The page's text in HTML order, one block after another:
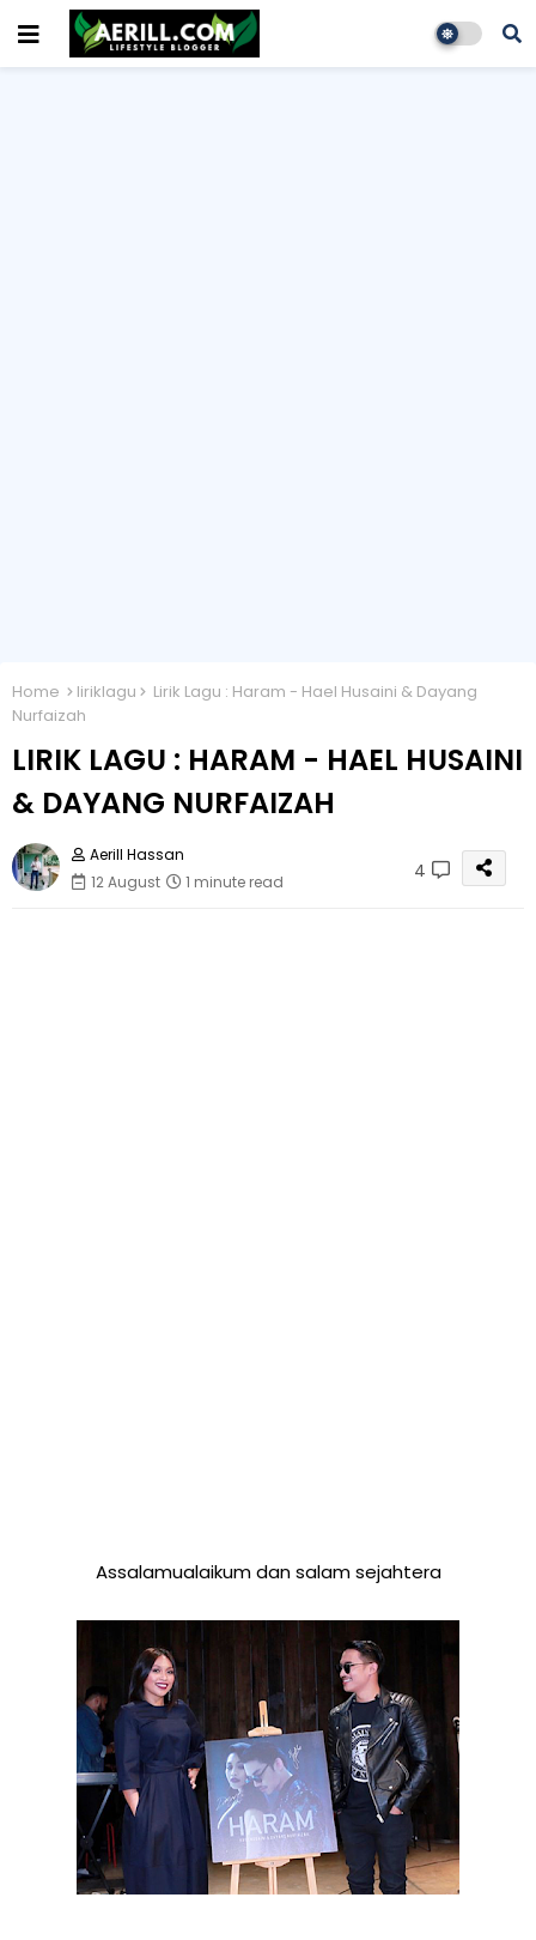
Home liriklagu
Lirik Lagu : Haram - Hael Husaini & Dayang
Nurfaizah
LIRIK LAGU : HARAM - HAEL HUSAINI
& DAYANG NURFAIZAH
Aerill Hassan
12 August
1 minute read 4
Assalamualaikum dan salam sejahtera